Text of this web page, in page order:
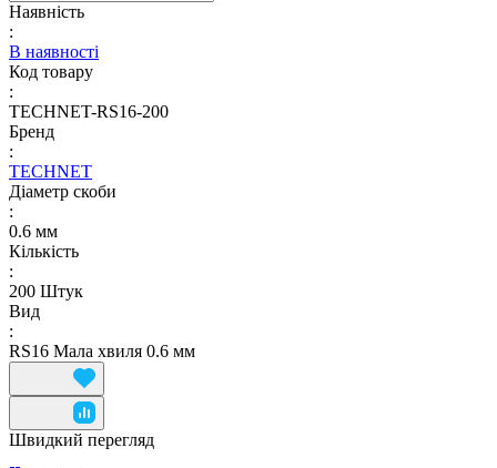
Наявність
:
В наявності
Код товару
:
TECHNET-RS16-200
Бренд
:
TECHNET
Діаметр скоби
:
0.6 мм
Кількість
:
200 Штук
Вид
:
RS16 Мала хвиля 0.6 мм
Швидкий перегляд